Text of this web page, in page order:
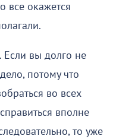
все окажется
Если вы долго не
потому что
во всех
вполне
то уже